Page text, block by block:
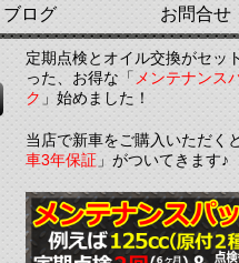
ブログ お問合せ
定期点検とオイル交換がセッ
った、お得な「 メンテナンス
ク」始めました！
当店で新車をご購入いただく
車3年保証」がついてきます♪